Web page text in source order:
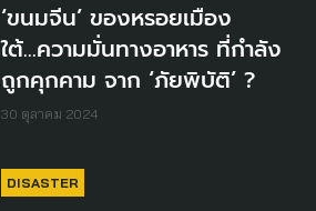
‘ขนมจีน’ ของหรอยเมือง
ใต้...ความมั่นทางอาหาร ที่กำลัง
ถูกคุกคาม จาก ‘ภัยพิบัติ’ ?
30 ตุลาคม 2024
DISASTER